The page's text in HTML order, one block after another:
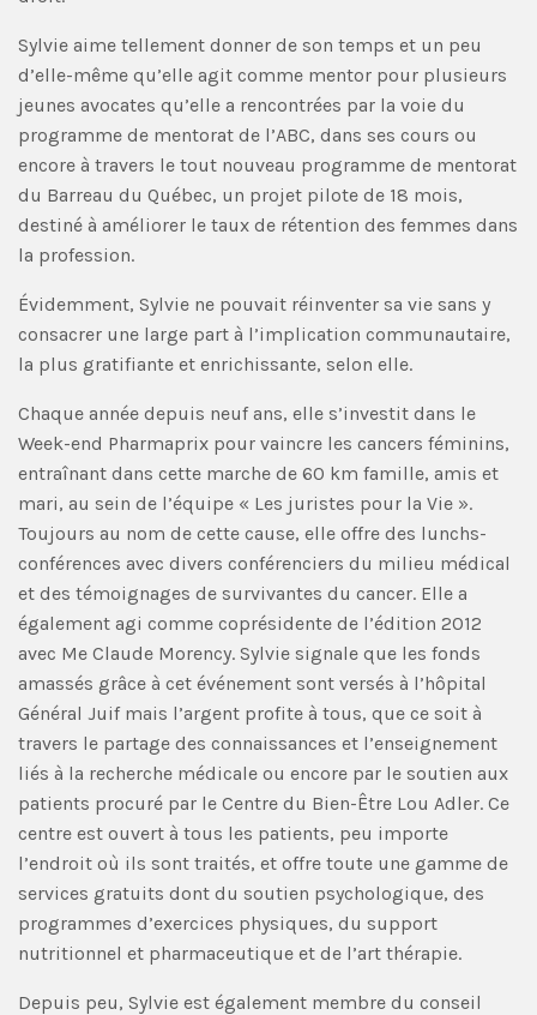
Sylvie aime tellement donner de son temps et un peu
d’elle-même qu’elle agit comme mentor pour plusieurs
jeunes avocates qu’elle a rencontrées par la voie du
programme de mentorat de l’ABC, dans ses cours ou
encore à travers le tout nouveau programme de mentorat
du Barreau du Québec, un projet pilote de 18 mois,
destiné à améliorer le taux de rétention des femmes dans
la profession.
Évidemment, Sylvie ne pouvait réinventer sa vie sans y
consacrer une large part à l’implication communautaire,
la plus gratifiante et enrichissante, selon elle.
Chaque année depuis neuf ans, elle s’investit dans le
Week-end Pharmaprix pour vaincre les cancers féminins,
entraînant dans cette marche de 60 km famille, amis et
mari, au sein de l’équipe « Les juristes pour la Vie ».
Toujours au nom de cette cause, elle offre des lunchs-
conférences avec divers conférenciers du milieu médical
et des témoignages de survivantes du cancer. Elle a
également agi comme coprésidente de l’édition 2012
avec Me Claude Morency. Sylvie signale que les fonds
amassés grâce à cet événement sont versés à l’hôpital
Général Juif mais l’argent profite à tous, que ce soit à
travers le partage des connaissances et l’enseignement
liés à la recherche médicale ou encore par le soutien aux
patients procuré par le Centre du Bien-Être Lou Adler. Ce
centre est ouvert à tous les patients, peu importe
l’endroit où ils sont traités, et offre toute une gamme de
services gratuits dont du soutien psychologique, des
programmes d’exercices physiques, du support
nutritionnel et pharmaceutique et de l’art thérapie.
Depuis peu, Sylvie est également membre du conseil